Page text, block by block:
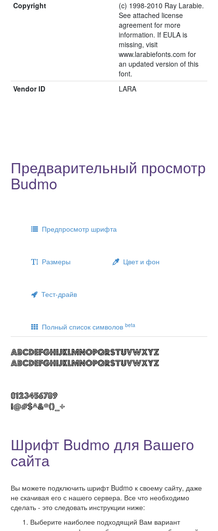
Copyright
(c) 1998-2010 Ray Larabie.
See attached license
agreement for more
information. If EULA is
missing, visit
www.larabiefonts.com for
an updated version of this
font.
Vendor ID
LARA
Предварительный просмотр
Budmo
Предпросмотр шрифта
Размеры Цвет и фон
Тест-драйв
Полный список символов beta
Шрифт Budmo для Вашего
сайта
Вы можете подключить шрифт Budmo к своему сайту, даже
не скачивая его с нашего сервера. Все что необходимо
сделать - это следовать инструкции ниже:
Выберите наиболее подходящий Вам вариант